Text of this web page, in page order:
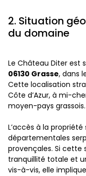
2. Situation
du domaine
Le Château Diter est
06130 Grasse, dans
Cette localisation
Côte d’Azur, à mi-
moyen-pays grassois.
L’accès à la
départementales
provençales. Si
tranquillité totale et
vis-à-vis, elle